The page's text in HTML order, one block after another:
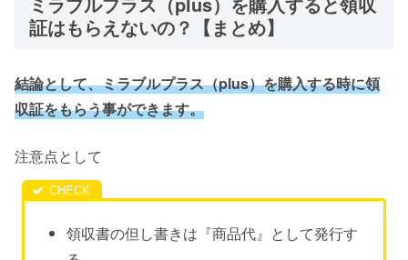
証はもらえないの？【まとめ】
結論として、ミラブルプラス（plus）を購入する時に領
収証をもらう事ができます。
注意点として
領収書の但し書きは『商品代』として発行す